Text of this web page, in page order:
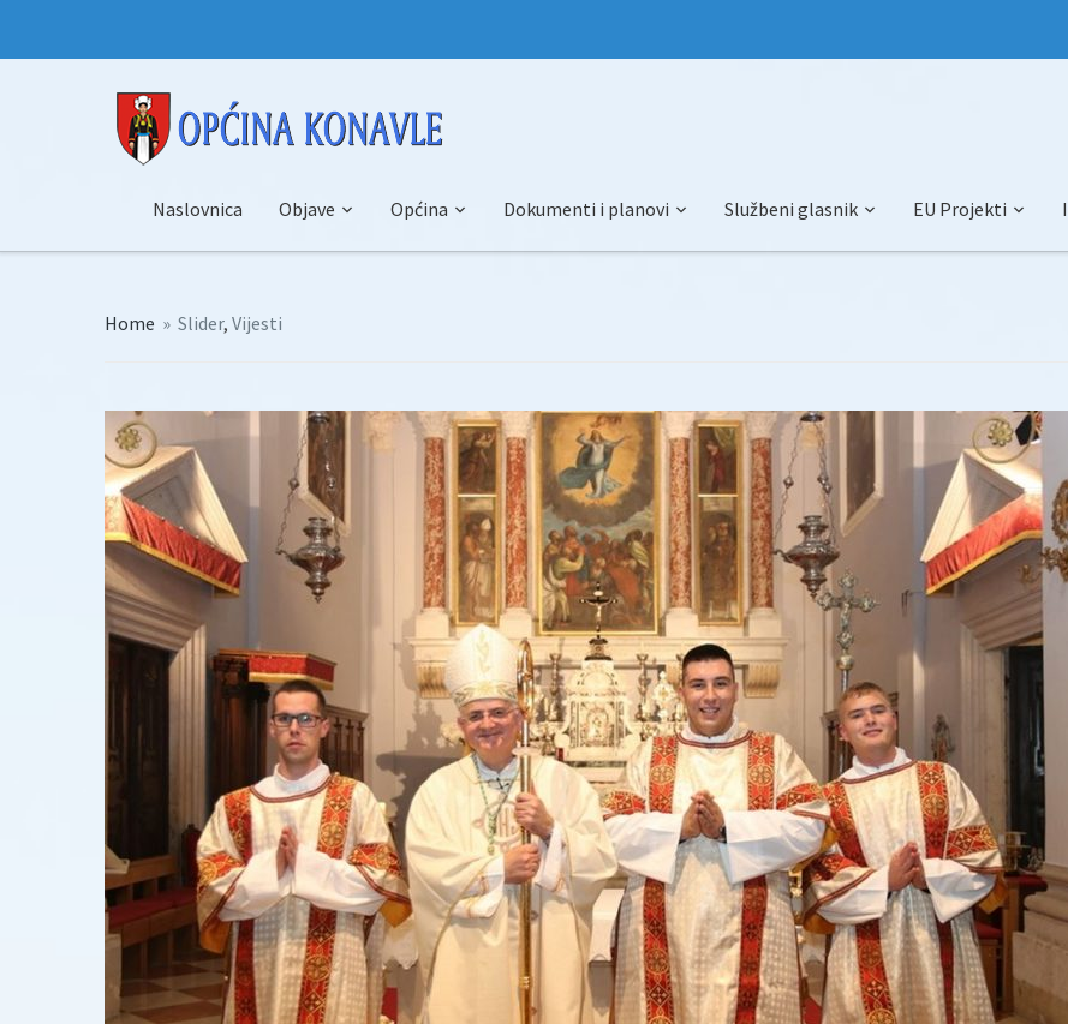
Naslovnica Objave Općina Dokumenti i planovi Službeni glasnik EU Projekti
Home » Slider, Vijesti